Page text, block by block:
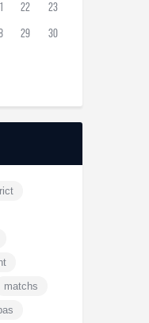
22 23
29 30
matchs